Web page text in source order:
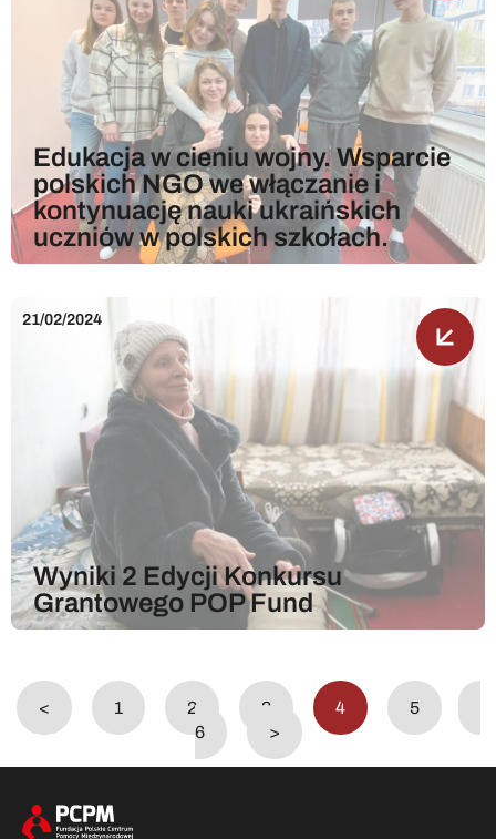
Edukacja w cieniu wojny. Wsparcie
polskich NGO we włączanie i
kontynuację nauki ukraińskich
uczniów w polskich szkołach.
Wyniki 2 Edycji Konkursu
Grantowego POP Fund
21/02/2024
< 1 2 3 4
5
6
>